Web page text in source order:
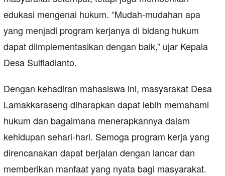
edukasi mengenai hukum. “Mudah-mudahan apa
yang menjadi program kerjanya di bidang hukum
dapat diimplementasikan dengan baik,” ujar Kepala
Desa Sulfiadianto.
Dengan kehadiran mahasiswa ini, masyarakat Desa
Lamakkaraseng diharapkan dapat lebih memahami
hukum dan bagaimana menerapkannya dalam
kehidupan sehari-hari. Semoga program kerja yang
direncanakan dapat berjalan dengan lancar dan
memberikan manfaat yang nyata bagi masyarakat.